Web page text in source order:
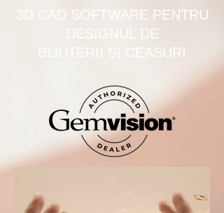
3D CAD SOFTWARE PENTRU
DESIGNUL DE
BIJUTERII ȘI CEASURI